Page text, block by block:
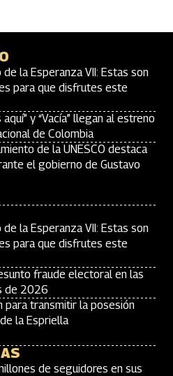
la Esperanza VII: Estas son
para que disfrutes este
y “Vacía” llegan al estreno
de Colombia
de la UNESCO destaca
el gobierno de Gustavo
la Esperanza VII: Estas son
para que disfrutes este
fraude electoral en las
de 2026
para transmitir la posesión
la Espriella
de seguidores en sus